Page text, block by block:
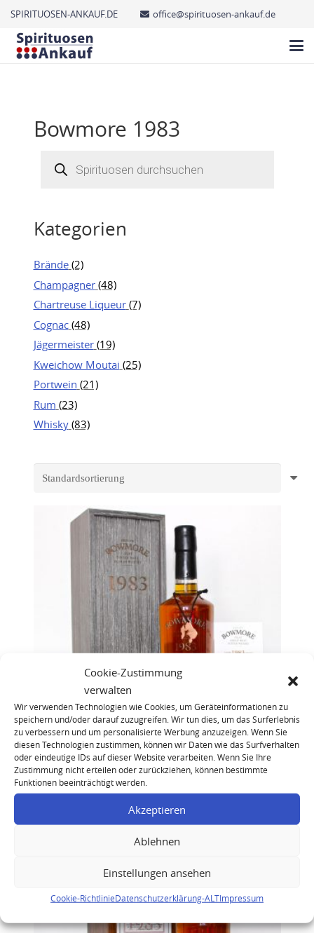
Cookie-Zustimmung
verwalten
Wir verwenden Technologien wie Cookies, um Geräteinformationen zu
speichern und/oder darauf zuzugreifen. Wir tun dies, um das Surferlebnis
zu verbessern und um personalisierte Werbung anzuzeigen. Wenn Sie
diesen Technologien zustimmen, können wir Daten wie das Surfverhalten
oder eindeutige IDs auf dieser Website verarbeiten. Wenn Sie Ihre
Zustimmung nicht erteilen oder zurückziehen, können bestimmte
Funktionen beeinträchtigt werden.
Akzeptieren
Ablehnen
Einstellungen ansehen
Cookie-RichtlinieDatenschutzerklärung-ALTImpressum
SPIRITUOSEN-ANKAUF.DE office@spirituosen-ankauf.de
Bowmore 1983
search
Kategorien
Brände (2)
Champagner (48)
Chartreuse Liqueur (7)
Cognac (48)
Jägermeister (19)
Kweichow Moutai (25)
Portwein (21)
Rum (23)
Whisky (83)
Bowmore 1983 27 Year Old Single Malt Scotch
Whisky